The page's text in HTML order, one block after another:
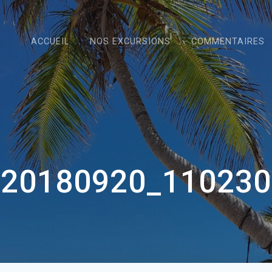
ACCUEIL NOS EXCURSIONS COMMENTAIRES
20180920_110230